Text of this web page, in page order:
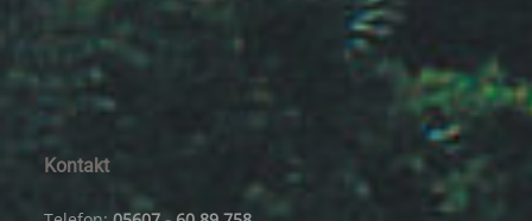
Kontakt